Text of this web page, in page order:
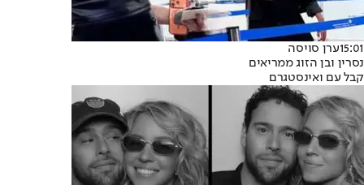
15:01ערן סויסה
נסרין ובן הזוג ממריאים
קבל עם ואינסטגרם